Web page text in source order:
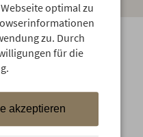
optimal zu
zu. Durch
für die
akzeptieren